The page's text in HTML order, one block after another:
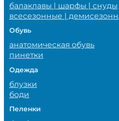
балаклавы | шарфы | снуды
всесезонные |
Обувь
анатомическая обувь
пинетки
Одежда
блузки
боди
Пеленки